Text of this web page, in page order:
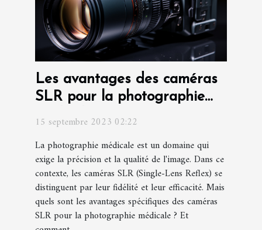
Les avantages des caméras
SLR pour la photographie
médicale
15 septembre 2023 02:22
La photographie médicale est un domaine qui
exige la précision et la qualité de l'image. Dans ce
contexte, les caméras SLR (Single-Lens Reflex) se
distinguent par leur fidélité et leur efficacité. Mais
quels sont les avantages spécifiques des caméras
SLR pour la photographie médicale ? Et